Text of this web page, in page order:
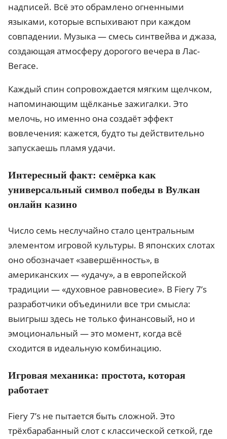
надписей. Всё это обрамлено огненными
языками, которые вспыхивают при каждом
совпадении. Музыка — смесь синтвейва и джаза,
создающая атмосферу дорогого вечера в Лас-
Вегасе.
Каждый спин сопровождается мягким щелчком,
напоминающим щёлканье зажигалки. Это
мелочь, но именно она создаёт эффект
вовлечения: кажется, будто ты действительно
запускаешь пламя удачи.
Интересный факт: семёрка как
универсальный символ победы в Вулкан
онлайн казино
Число семь неслучайно стало центральным
элементом игровой культуры. В японских слотах
оно обозначает «завершённость», в
американских — «удачу», а в европейской
традиции — «духовное равновесие». В Fiery 7’s
разработчики объединили все три смысла:
выигрыш здесь не только финансовый, но и
эмоциональный — это момент, когда всё
сходится в идеальную комбинацию.
Игровая механика: простота, которая
работает
Fiery 7’s не пытается быть сложной. Это
трёхбарабанный слот с классической сеткой, где